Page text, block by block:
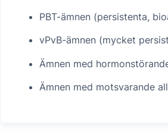
PBT-ämnen (persistenta,
vPvB-ämnen (mycket
Ämnen med
Ämnen med motsvarande